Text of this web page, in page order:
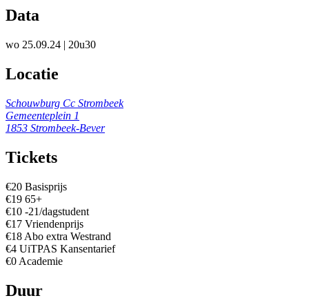
Data
wo 25.09.24 | 20u30
Locatie
Schouwburg Cc Strombeek
Gemeenteplein 1
1853 Strombeek-Bever
Tickets
€20 Basisprijs
€19 65+
€10 -21/dagstudent
€17 Vriendenprijs
€18 Abo extra Westrand
€4 UiTPAS Kansentarief
€0 Academie
Duur